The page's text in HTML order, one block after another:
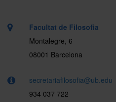
Facultat de Filosofia
Montalegre, 6
08001 Barcelona
secretariafilosofia@ub.edu
934 037 722